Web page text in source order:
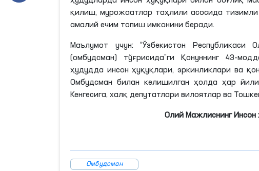
қилиш, мурожаатлар таҳлили асосида
амалий ечим топиш имконини беради.
Маълумот учун: “Ўзбекистон
(омбудсман) тўғрисида”ги Қонуннинг 43-
ҳудудда инсон ҳуқуқлари, эркинликлари ва
Омбудсман билан келишилган ҳолда ҳар
Кенгесига, халқ депутатлари вилоятлар ва
Олий Мажлиснинг Инсон
Омбудсман